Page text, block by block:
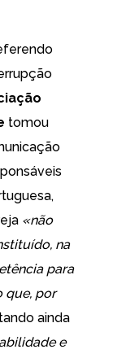
tomou
«não
na
para
que, por
ainda
e